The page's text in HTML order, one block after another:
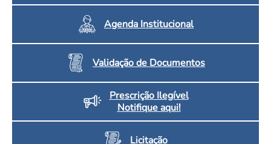
Agenda Institucional
Validação de Documentos
Prescrição Ilegível
Notifique aqui!
Licitação